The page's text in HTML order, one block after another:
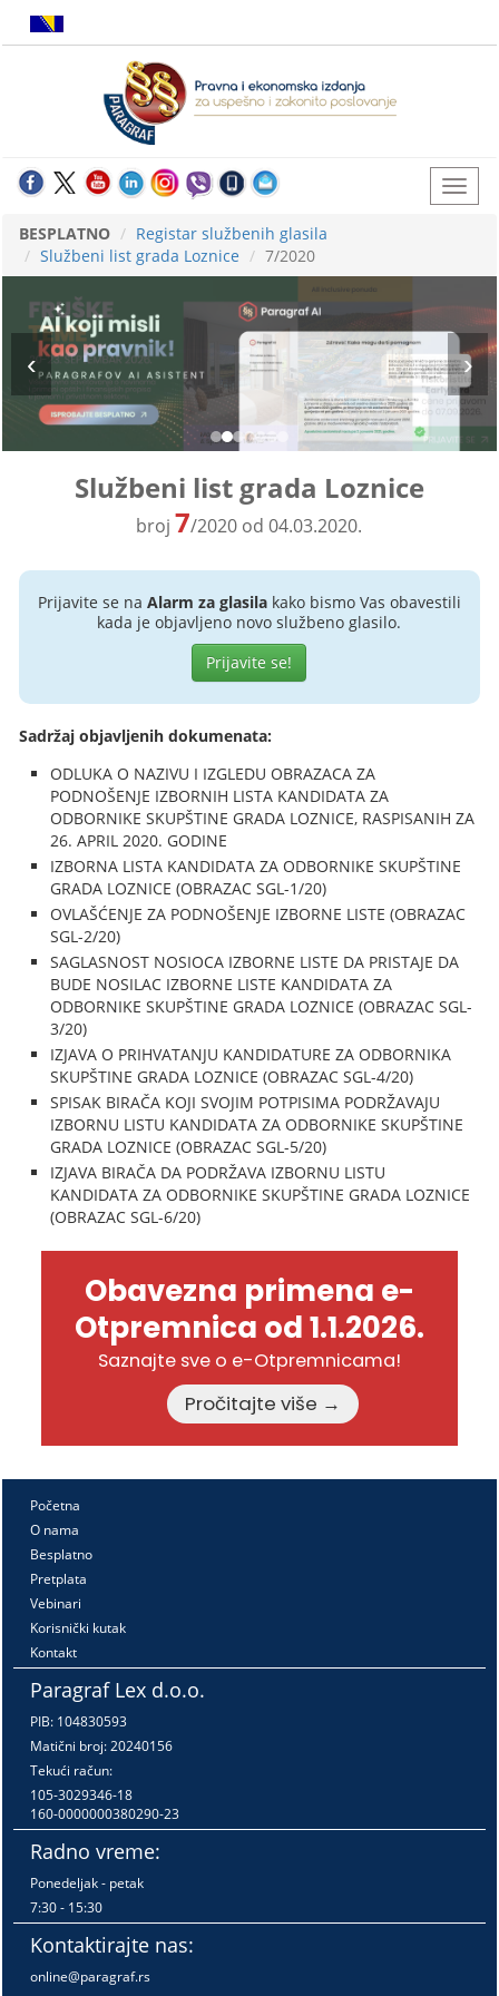
BESPLATNO
Registar službenih glasila
Službeni list grada Loznice
7/2020
Službeni list grada Loznice
broj 7/2020 od 04.03.2020.
Prijavite se na Alarm za glasilakako bismo Vas obavestili
kada je objavljeno novo službeno glasilo.
Prijavite se!
Sadržaj objavljenih dokumenata:
ODLUKA O NAZIVU I IZGLEDU OBRAZACA ZA
PODNOŠENJE IZBORNIH LISTA KANDIDATA ZA
ODBORNIKE SKUPŠTINE GRADA LOZNICE, RASPISANIH ZA
26. APRIL 2020. GODINE
IZBORNA LISTA KANDIDATA ZA ODBORNIKE SKUPŠTINE
GRADA LOZNICE (OBRAZAC SGL-1/20)
OVLAŠĆENJE ZA PODNOŠENJE IZBORNE LISTE (OBRAZAC
SGL-2/20)
SAGLASNOST NOSIOCA IZBORNE LISTE DA PRISTAJE DA
BUDE NOSILAC IZBORNE LISTE KANDIDATA ZA
ODBORNIKE SKUPŠTINE GRADA LOZNICE (OBRAZAC SGL-
3/20)
IZJAVA O PRIHVATANJU KANDIDATURE ZA ODBORNIKA
SKUPŠTINE GRADA LOZNICE (OBRAZAC SGL-4/20)
SPISAK BIRAČA KOJI SVOJIM POTPISIMA PODRŽAVAJU
IZBORNU LISTU KANDIDATA ZA ODBORNIKE SKUPŠTINE
GRADA LOZNICE (OBRAZAC SGL-5/20)
IZJAVA BIRAČA DA PODRŽAVA IZBORNU LISTU
KANDIDATA ZA ODBORNIKE SKUPŠTINE GRADA LOZNICE
(OBRAZAC SGL-6/20)
Obavezna primena e-
Otpremnica od 1.1.2026.
Saznajte sve o e-Otpremnicama!
Pročitajte više →
Početna
O nama
Besplatno
Pretplata
Vebinari
Korisnički kutak
Kontakt
Paragraf Lex d.o.o.
PIB: 104830593
Matični broj: 20240156
Tekući račun:
105-3029346-18
160-0000000380290-23
Radno vreme:
Ponedeljak - petak
7:30 - 15:30
Kontaktirajte nas:
online@paragraf.rs